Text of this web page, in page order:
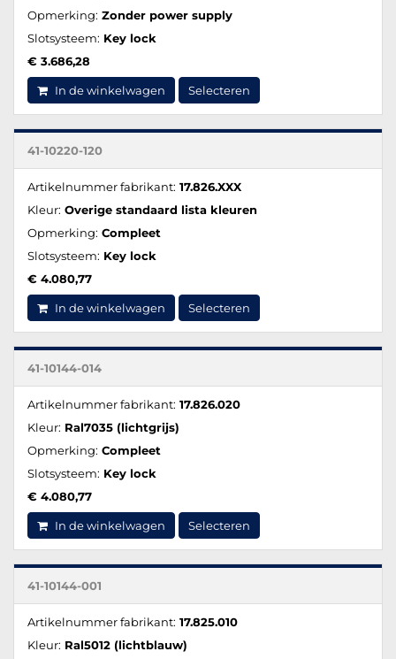
Opmerking: Zonder power supply
Slotsysteem: Key lock
€ 3.686,28
In de winkelwagen Selecteren
41-10220-120
Artikelnummer fabrikant: 17.826.XXX
Kleur: Overige standaard lista kleuren
Opmerking: Compleet
Slotsysteem: Key lock
€ 4.080,77
In de winkelwagen Selecteren
41-10144-014
Artikelnummer fabrikant: 17.826.020
Kleur: Ral7035 (lichtgrijs)
Opmerking: Compleet
Slotsysteem: Key lock
€ 4.080,77
In de winkelwagen Selecteren
41-10144-001
Artikelnummer fabrikant: 17.825.010
Kleur: Ral5012 (lichtblauw)